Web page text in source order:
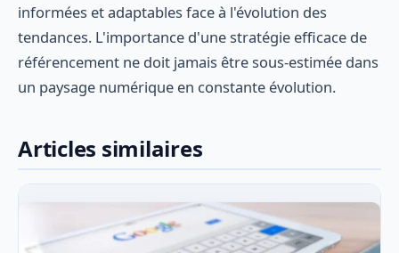
informées et adaptables face à l'évolution des
tendances. L'importance d'une stratégie efficace de
référencement ne doit jamais être sous-estimée dans
un paysage numérique en constante évolution.
Articles similaires